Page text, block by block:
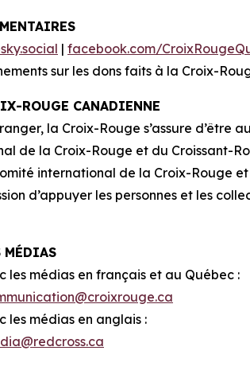
| facebook.com/
sur les dons faits à la Croix-
ROUGE CANADIENNE
la Croix-Rouge s’assure
de la Croix-Rouge et du Croissant-
international de la Croix-Rouge
d’appuyer les personnes et les
MÉDIAS
les médias en français et au Québec :
les médias en anglais :